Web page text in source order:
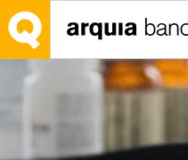
Saltar al contenido principal